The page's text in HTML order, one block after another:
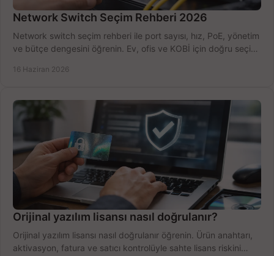
Network Switch Seçim Rehberi 2026
Network switch seçim rehberi ile port sayısı, hız, PoE, yönetim
ve bütçe dengesini öğrenin. Ev, ofis ve KOBİ için doğru seçimi
16 Haziran 2026
Orijinal yazılım lisansı nasıl doğrulanır?
Orijinal yazılım lisansı nasıl doğrulanır öğrenin. Ürün anahtarı,
aktivasyon, fatura ve satıcı kontrolüyle sahte lisans riskini